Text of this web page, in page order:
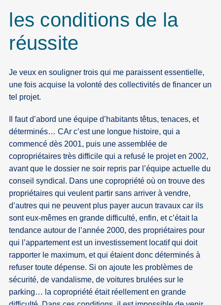
les conditions de la
réussite
Je veux en souligner trois qui me paraissent essentielle,
une fois acquise la volonté des collectivités de financer un
tel projet.
Il faut d’abord une équipe d’habitants têtus, tenaces, et
déterminés… CAr c’est une longue histoire, qui a
commencé dès 2001, puis une assemblée de
copropriétaires très difficile qui a refusé le projet en 2002,
avant que le dossier ne soir repris par l’équipe actuelle du
conseil syndical. Dans une copropriété où on trouve des
propriétaires qui veulent partir sans arriver à vendre,
d’autres qui ne peuvent plus payer aucun travaux car ils
sont eux-mêmes en grande difficulté, enfin, et c’était la
tendance autour de l’année 2000, des propriétaires pour
qui l’appartement est un investissement locatif qui doit
rapporter le maximum, et qui étaient donc déterminés à
refuser toute dépense. Si on ajoute les problèmes de
sécurité, de vandalisme, de voitures brulées sur le
parking… la copropriété était réellement en grande